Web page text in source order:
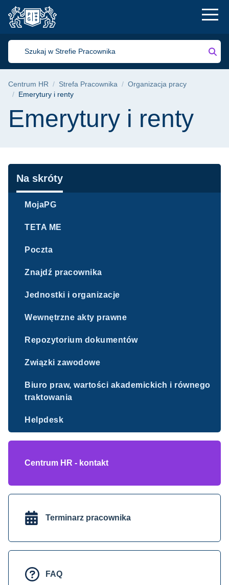
Przejdź
do
menu
głównego
Przejdź
do
wyszukiwarki
Przejdź
do
treści
Emerytury i renty |
w
Strefie
Pracownika
Ścieżka nawigacyjna
Centrum HR Strefa Pracownika
Organizacja pracy
Emerytury i renty
Treść strony
Emerytury i renty
Nawigacja
Na skróty
MojaPG
TETA ME
Poczta
Znajdź pracownika
Jednostki i organizacje
Wewnętrzne akty prawne
Repozytorium dokumentów
Związki zawodowe
Biuro praw, wartości akademickich i równego
traktowania
Helpdesk
Centrum HR - kontakt
Terminarz pracownika
FAQ